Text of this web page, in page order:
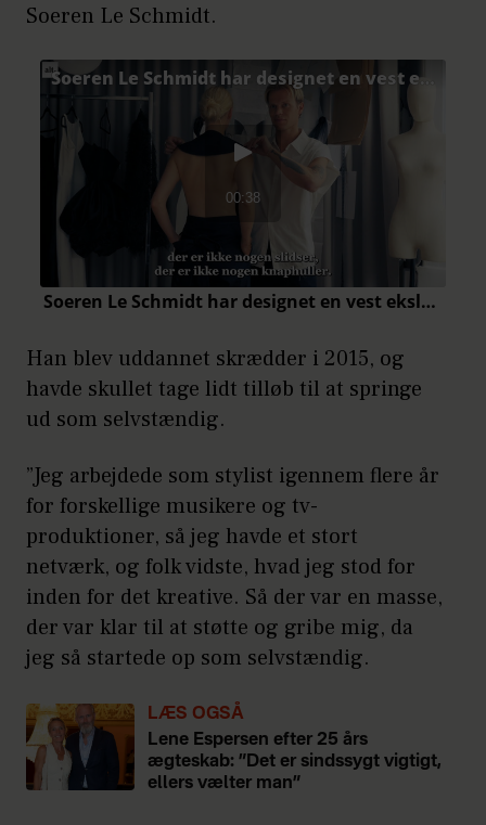
Soeren Le Schmidt.
Han blev uddannet skrædder i 2015, og
havde skullet tage lidt tilløb til at springe
ud som selvstændig.
”Jeg arbejdede som stylist igennem flere år
for forskellige musikere og tv-
produktioner, så jeg havde et stort
netværk, og folk vidste, hvad jeg stod for
inden for det kreative. Så der var en masse,
der var klar til at støtte og gribe mig, da
jeg så startede op som selvstændig.
LÆS OGSÅ
Lene Espersen efter 25 års
ægteskab: ”Det er sindssygt vigtigt,
ellers vælter man”